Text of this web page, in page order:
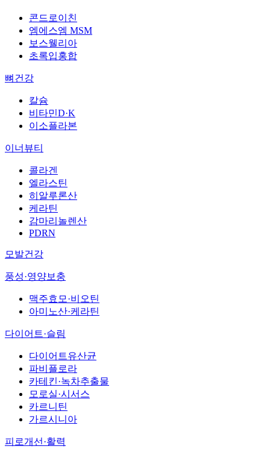
콘드로이친
엠에스엠 MSM
보스웰리아
초록입홍합
뼈건강
칼슘
비타민D·K
이소플라본
이너뷰티
콜라겐
엘라스틴
히알루론산
케라틴
감마리놀렌산
PDRN
모발건강
풍성·영양보충
맥주효모·비오틴
아미노산·케라틴
다이어트·슬림
다이어트유산균
파비플로라
카테킨·녹차추출물
모로실·시서스
카르니틴
가르시니아
피로개선·활력